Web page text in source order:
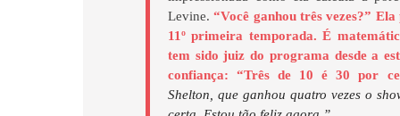
Levine. “Você ganhou três vezes?”
11º primeira temporada. É
tem sido juiz do programa desde a
confiança: “Três de 10 é 30 por
Shelton, que ganhou quatro vezes o